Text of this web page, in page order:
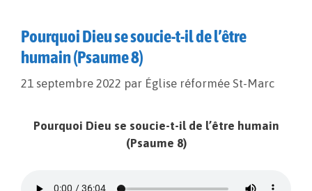
Pourquoi Dieu se soucie-t-il de l’être
humain (Psaume 8)
21 septembre 2022 par Église réformée St-Marc
Pourquoi Dieu se soucie-t-il de l’être humain
(Psaume 8)